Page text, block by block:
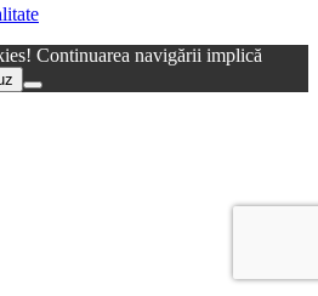
Continuarea navigării implică